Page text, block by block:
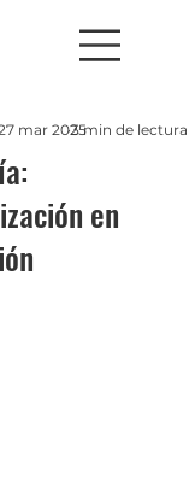
en
mar 20253 min de lectura